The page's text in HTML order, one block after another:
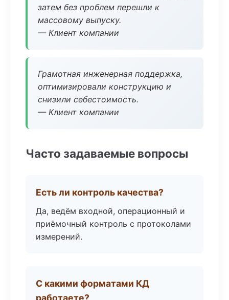
затем без проблем перешли к
массовому выпуску.
— Клиент компании
Грамотная инженерная поддержка,
оптимизировали конструкцию и
снизили себестоимость.
— Клиент компании
Часто задаваемые вопросы
Есть ли контроль качества?
Да, ведём входной, операционный и
приёмочный контроль с протоколами
измерений.
С какими форматами КД
работаете?